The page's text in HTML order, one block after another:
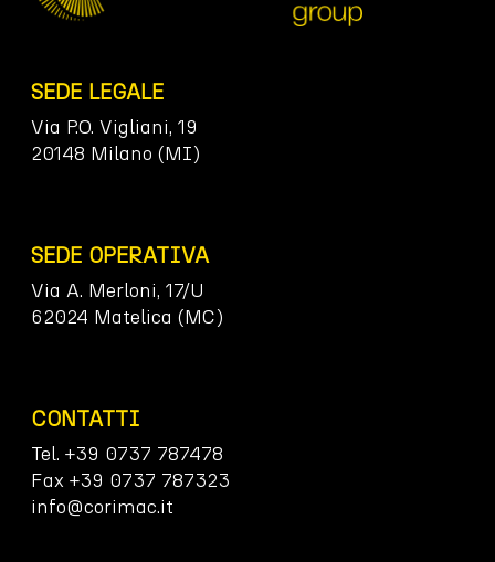
SEDE LEGALE
Via P.O. Vigliani, 19
20148 Milano (MI)
SEDE OPERATIVA
Via A. Merloni, 17/U
62024 Matelica (MC)
CONTATTI
Tel. +39 0737 787478
Fax +39 0737 787323
info@corimac.it